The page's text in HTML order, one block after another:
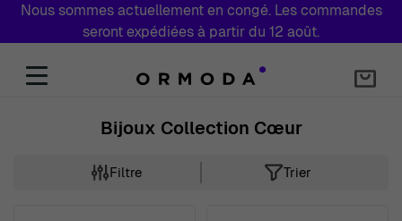
Nous sommes actuellement en congé. Les commandes
seront expédiées à partir du 12 août.
Bijoux Collection Cœur
Skip to product list
Filtre Trier